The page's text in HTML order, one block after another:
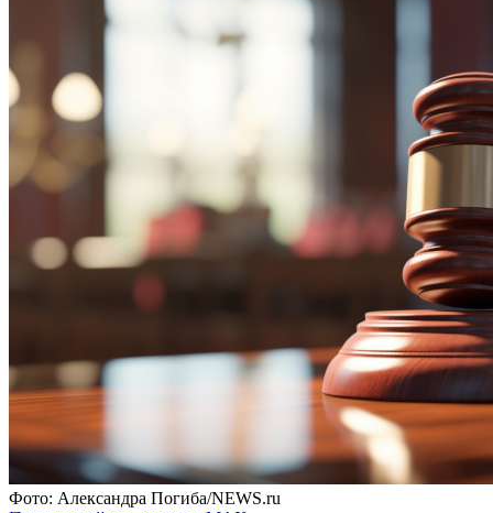
Фото: Александра Погиба/NEWS.ru